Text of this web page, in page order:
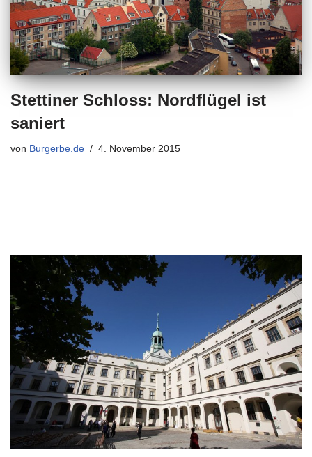
Stettiner Schloss: Nordflügel ist
saniert
von Burgerbe.de 4. November 2015